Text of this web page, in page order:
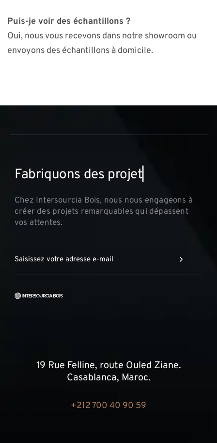
Puis-je voir des échantillons ?
Oui, nous vous recevons dans notre showroom ou
envoyons des échantillons à domicile.
Fabriquons des projet
Chez Intersourcia Bois, nous nous engageons à
créer des projets remarquables qui dépassent
vos attentes.
19 Rue Felline, route Ouled Ziane.
Casablanca, Maroc.
+212 700 40 90 59